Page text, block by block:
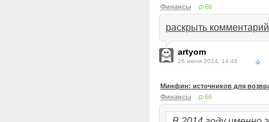
Финансы
66
раскрыть комментарий
artyom
26 июня 2014, 14:46
Минфин: источников для
Финансы
66